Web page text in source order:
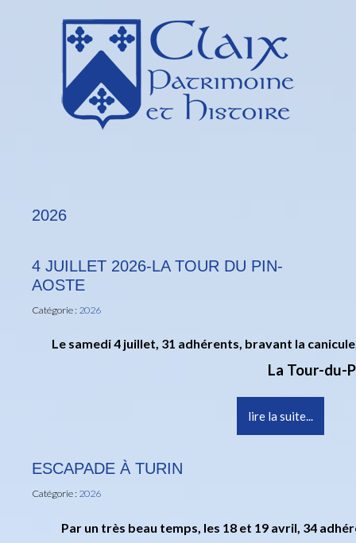
2026
4 JUILLET 2026-LA TOUR DU PIN-
AOSTE
Catégorie : 2026
Le samedi 4 juillet, 31 adhérents, bravant la
La Tour-du-
lire la suite...
ESCAPADE À TURIN
Catégorie : 2026
Par un très beau temps, les 18 et 19 avril, 34